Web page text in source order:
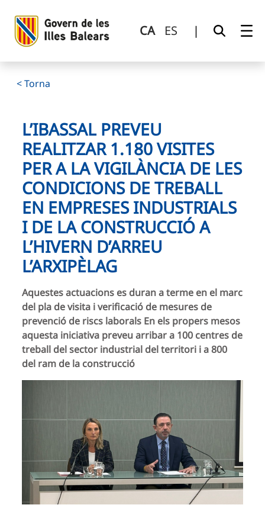
CA ES |
< Torna
L’IBASSAL PREVEU
REALITZAR 1.180 VISITES
PER A LA VIGILÀNCIA DE LES
CONDICIONS DE TREBALL
EN EMPRESES INDUSTRIALS
I DE LA CONSTRUCCIÓ A
L’HIVERN D’ARREU
L’ARXIPÈLAG
Aquestes actuacions es duran a terme en el marc
del pla de visita i verificació de mesures de
prevenció de riscs laborals En els propers mesos
aquesta iniciativa preveu arribar a 100 centres de
treball del sector industrial del territori i a 800
del ram de la construcció